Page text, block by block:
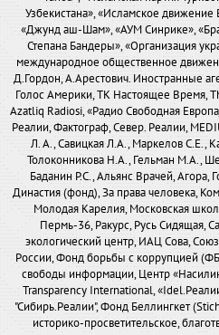
Узбекистана», «Исламское движение
«Джунд аш-Шам», «АУМ Синрике»,
Степана Бандеры», «Организация
международное общественное
Д.Гордон, А.Арестович. Иностранные
Голос Америки, ТК Настоящее Время,
Azatliq Radiosi, «Радио Свободная
Реалии, Фактограф, Север. Реалии,
Л. А., Савицкая Л.А., Маркелов С.Е.,
Толоконникова Н.А., Гельман М.А.,
Баданин Р.С., Альянс Врачей, Агора,
Династия (фонд), За права человека,
Молодая Карелия, Московская
Пермь-36, Ракурс, Русь Сидящая,
экологический центр, ИАЦ Сова,
России, Фонд борьбы с коррупцией
свободы информации, Центр
Transparency International,
"Сибирь.Реалии", Фонд Беллингкет
историко-просветительское,